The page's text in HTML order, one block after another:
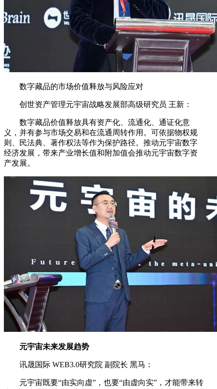
数字藏品的市场价值释放与风险应对
创世资产管理元宇宙战略发展部高级研究员 王新：
数字藏品价值释放具有资产化、流通化、通证化意
义，并有参与市场交易和在流通周转作用。可依据物权规
则、民法典、著作权法等作为保护路径。推动元宇宙数字
经济发展，带来产业增长值和附加值会推动元宇宙数字资
产发展。
元宇宙未来发展趋势
讯晟国际 WEB3.0研究院 副院长 黑马：
元宇宙既要“由实向虚”，也要“由虚向实”，才能带来转